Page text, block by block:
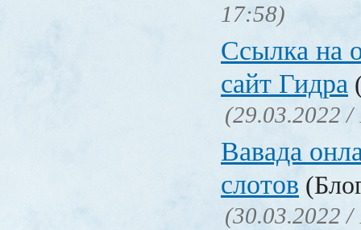
17:58)
Ссылка на
сайт Гидра
(29.03.2022 /
Вавада
слотов
(30.03.2022 /